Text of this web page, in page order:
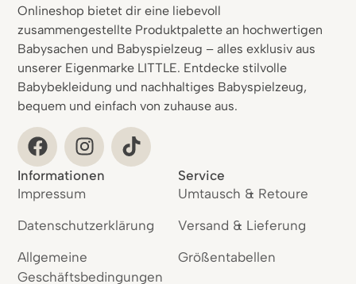
Onlineshop bietet dir eine liebevoll
zusammengestellte Produktpalette an hochwertigen
Babysachen und Babyspielzeug – alles exklusiv aus
unserer Eigenmarke LITTLE. Entdecke stilvolle
Babybekleidung und nachhaltiges Babyspielzeug,
bequem und einfach von zuhause aus.
Informationen
Impressum
Datenschutzerklärung
Allgemeine
Geschäftsbedingungen
Service
Umtausch & Retoure
Versand & Lieferung
Größentabellen